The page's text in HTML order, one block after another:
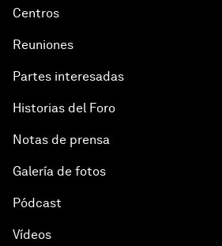
Centros
Reuniones
Partes interesadas
Historias del Foro
Notas de prensa
Galería de fotos
Pódcast
Vídeos